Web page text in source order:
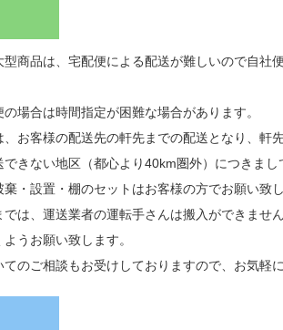
商品は、宅配便による配送が難しいので自社
場合は時間指定が困難な場合があります。
、お客様の配送先の軒先までの配送となり、軒
できない地区（都心より40km圏外）につきまし
・設置・棚のセットはお客様の方でお願い致し
では、運送業者の運転手さんは搬入ができませ
うお願い致します。
のご相談もお受けしておりますので、お気軽